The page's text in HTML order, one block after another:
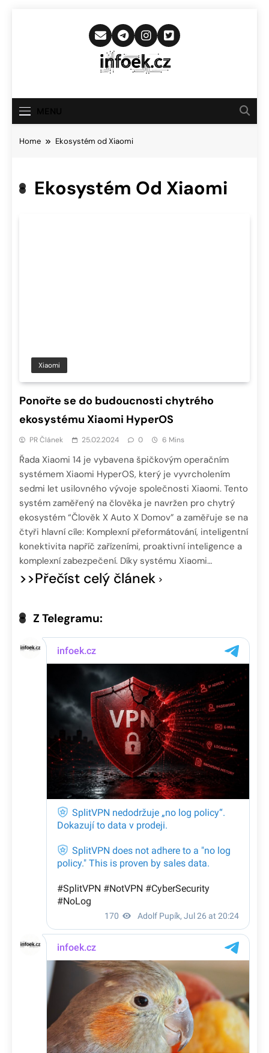
Infoek.cz
Novinkám
Home Ekosystém od Xiaomi
Ekosystém Od Xiaomi
Xiaomi
Ponořte se do budoucnosti chytrého
ekosystému Xiaomi HyperOS
PR Článek 25.02.2024 0 6 Mins
Řada Xiaomi 14 je vybavena špičkovým operačním
systémem Xiaomi HyperOS, který je vyvrcholením
sedmi let usilovného vývoje společnosti Xiaomi. Tento
systém zaměřený na člověka je navržen pro chytrý
ekosystém “Člověk X Auto X Domov” a zaměřuje se na
čtyři hlavní cíle: Komplexní přeformátování, inteligentní
konektivita napříč zařízeními, proaktivní inteligence a
komplexní zabezpečení. Díky systému Xiaomi…
>>Přečíst celý článek
Z Telegramu: